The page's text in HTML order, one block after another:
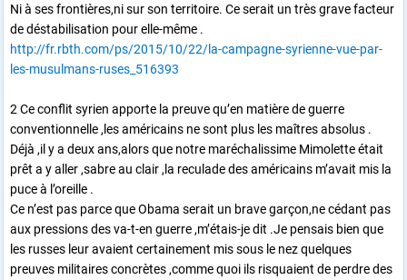
Ni à ses frontières,ni sur son territoire. Ce serait un très grave facteur
de déstabilisation pour elle-même .
http://fr.rbth.com/ps/2015/10/22/la-campagne-syrienne-vue-par-
les-musulmans-ruses_516393
2 Ce conflit syrien apporte la preuve qu’en matière de guerre
conventionnelle ,les américains ne sont plus les maîtres absolus .
Déjà ,il y a deux ans,alors que notre maréchalissime Mimolette était
prêt a y aller ,sabre au clair ,la reculade des américains m’avait mis la
puce à l’oreille .
Ce n’est pas parce que Obama serait un brave garçon,ne cédant pas
aux pressions des va-t-en guerre ,m’étais-je dit .Je pensais bien que
les russes leur avaient certainement mis sous le nez quelques
preuves militaires concrètes ,comme quoi ils risquaient de perdre des